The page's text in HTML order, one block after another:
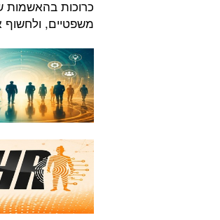
כרוכות בהאשמות
משפטיים, ולחשוף